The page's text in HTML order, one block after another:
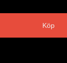
Köp